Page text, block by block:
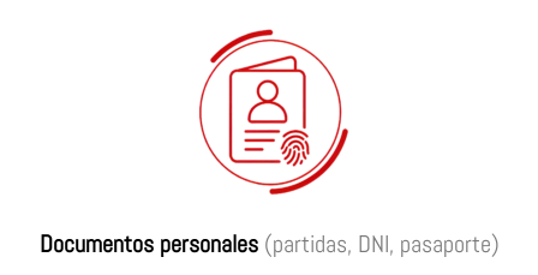
Documentos personales (partidas, DNI, pasaporte)